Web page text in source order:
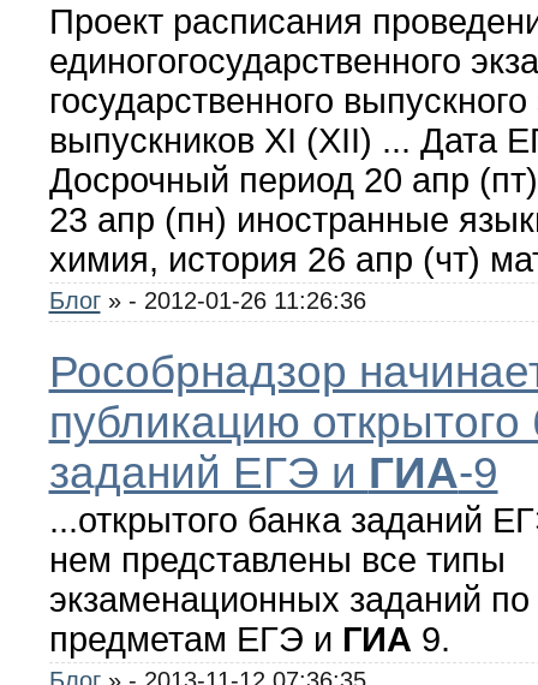
Проект расписания
единогогосударственного
государственного
выпускников XI (XII) ... Дата
Досрочный период 20 апр
23 апр (пн) иностранные
химия, история 26 апр (чт)
Блог » - 2012-01-26 11:26:36
Рособрнадзор
публикацию открытого
заданий ЕГЭ и ГИА-9
...открытого банка заданий
нем представлены все типы
экзаменационных заданий
предметам ЕГЭ и ГИА 9.